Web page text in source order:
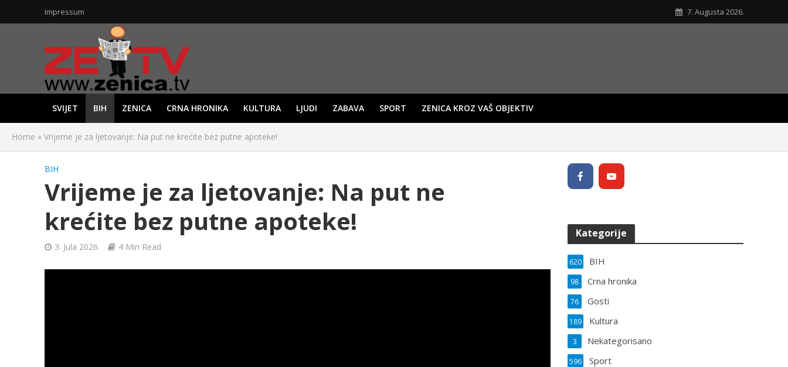
Impressum 7. Augusta 2026.
SVIJET BIH ZENICA CRNA HRONIKA KULTURA LJUDI ZABAVA SPORT ZENICA KROZ VAŠ OBJEKTIV
Home » Vrijeme je za ljetovanje: Na put ne krećite bez putne apoteke!
BIH
Vrijeme je za ljetovanje: Na put ne
krećite bez putne apoteke!
3. Jula 2026. 4 Min Read
Kategorije
BIH
620
Crna hronika
98
Gosti
76
Kultura
189
Nekategorisano
3
Sport
596